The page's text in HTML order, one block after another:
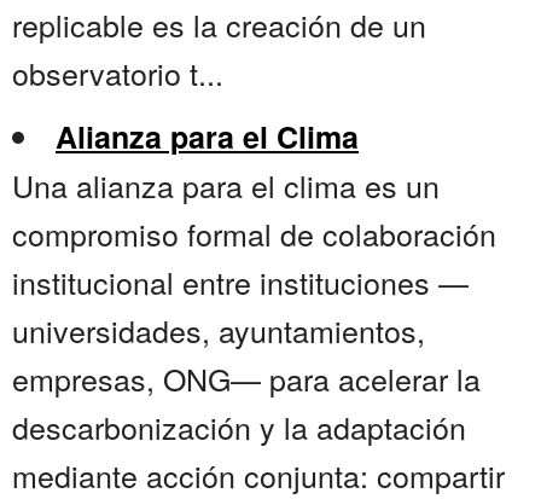
replicable es la creación de un
observatorio t...
Alianza para el Clima
Una alianza para el clima es un
compromiso formal de colaboración
institucional entre instituciones —
universidades, ayuntamientos,
empresas, ONG— para acelerar la
descarbonización y la adaptación
mediante acción conjunta: compartir